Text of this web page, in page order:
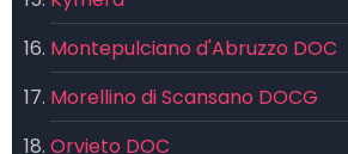
Montepulciano d'Abruzzo DOC
Morellino di Scansano DOCG
Orvieto DOC